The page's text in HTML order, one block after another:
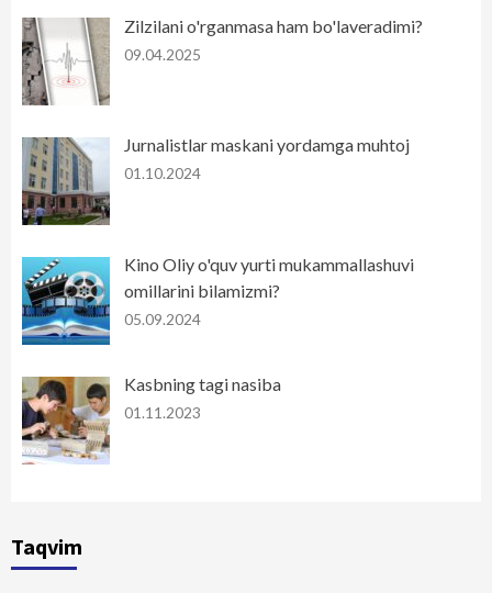
Zilzilani o'rganmasa ham bo'laveradimi?
09.04.2025
Jurnalistlar maskani yordamga muhtoj
01.10.2024
Kino Oliy o'quv yurti mukammallashuvi
omillarini bilamizmi?
05.09.2024
Kasbning tagi nasiba
01.11.2023
Taqvim